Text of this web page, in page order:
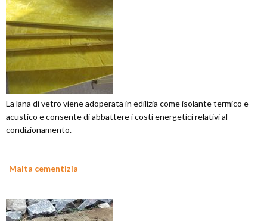
La lana di vetro viene adoperata in edilizia come isolante termico e
acustico e consente di abbattere i costi energetici relativi al
condizionamento.
Malta cementizia